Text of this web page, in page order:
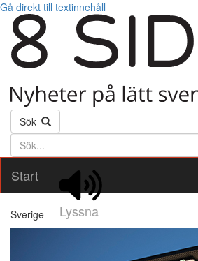
Gå direkt till textinnehåll
Sök
Söktext
Start
Lyssna
Sverige